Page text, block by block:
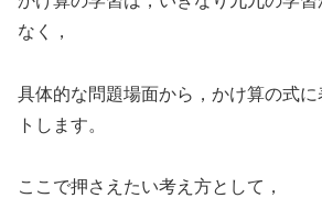
なく，
具体的な問題場面から，かけ算の式
トします。
ここで押さえたい考え方として，